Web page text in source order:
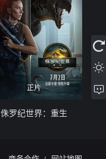
正片
侏罗纪世界：重生